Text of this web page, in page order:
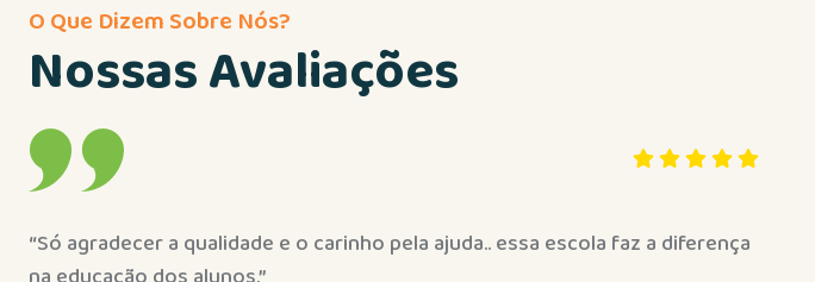
O Que Dizem Sobre Nós?
Nossas Avaliações
escola faz a diferença
“Esta escola é simplesmente maravilhosa, minha filha tem 8